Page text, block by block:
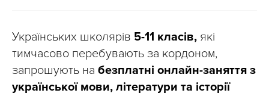
Українських школярів 5-11 класів, які
тимчасово перебувають за кордоном,
запрошують на безплатні онлайн-заняття з
української мови, літератури та історії